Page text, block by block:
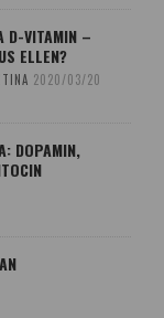
D-VITAMIN –
ELLEN?
2020/03/20
DOPAMIN,